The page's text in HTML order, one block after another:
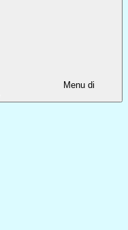
Menu di